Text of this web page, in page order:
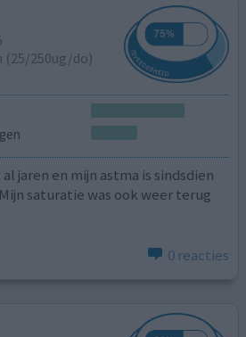
250ug/do)
jaren en mijn astma is sindsdien
saturatie was ook weer terug
0 reacties